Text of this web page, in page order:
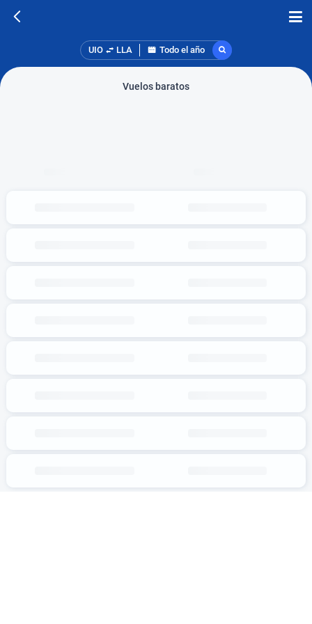
UIO LLA Todo el año
Vuelos baratos